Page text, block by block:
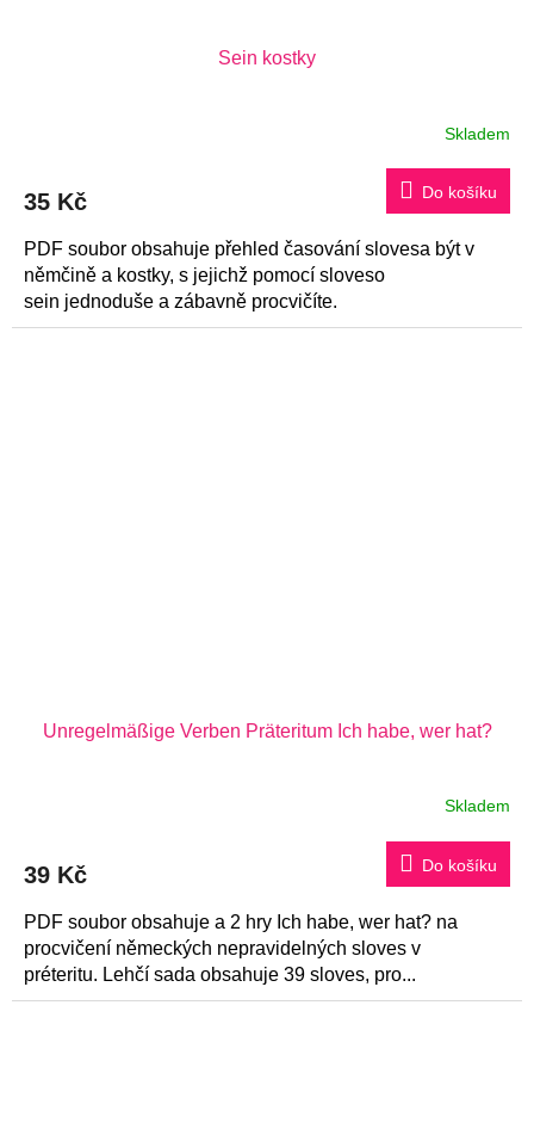
Sein kostky
Skladem
35 Kč Do košíku
PDF soubor obsahuje přehled časování slovesa být v
němčině a kostky, s jejichž pomocí sloveso
sein jednoduše a zábavně procvičíte.
Unregelmäßige Verben Präteritum Ich habe, wer hat?
Skladem
39 Kč Do košíku
PDF soubor obsahuje a 2 hry Ich habe, wer hat? na
procvičení německých nepravidelných sloves v
préteritu. Lehčí sada obsahuje 39 sloves, pro...